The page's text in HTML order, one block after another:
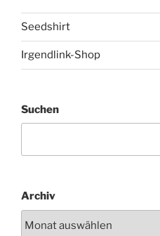
Seedshirt
Irgendlink-Shop
Suchen
Archiv